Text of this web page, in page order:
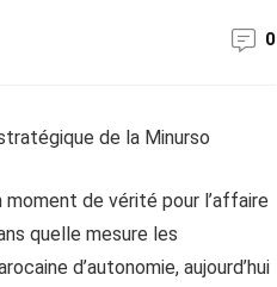
0
moment de vérité pour l’affaire
quelle mesure les
d’autonomie, aujourd’hui